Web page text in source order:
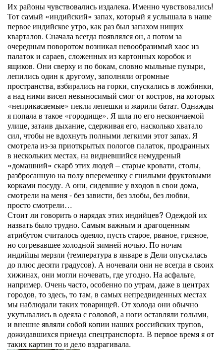
Их районы чувствовались издалека. Именно чувствовались!
Тот самый «индийский» запах, который я услышала в наше
первое индийское утро, как раз был запахом нищих
кварталов. Сначала всегда появлялся он, а потом за
очередным поворотом возникал невообразимый хаос из
палаток и сараев, сложенных из картонных коробок и
ящиков. Они сверху и по бокам, словно мыльные пузыри,
лепились один к другому, заполняли огромные
пространства, взбирались на горки, спускались в ложбинки,
а над ними висел невыносимый смог от костров, на которых
«неприкасаемые» пекли лепешки и жарили батат. Однажды
я попала в такое «городище». Я шла по его нескончаемой
улице, затаив дыхание, сдерживая его, насколько хватало
сил, чтобы не вдохнуть полными легкими этот запах. Я
смотрела из-за приоткрытых пологов палаток, продранных
в нескольких местах, на видневшийся немудреный
«домашний» скарб этих людей – старые кровати, столы,
разбросанную на полу вперемешку с гнилыми фруктовыми
корками посуду. А они, сидевшие у входов в свои дома,
смотрели на меня - без зависти, без злобы, без любви,
просто смотрели…
Стоит ли говорить о нарядах этих индийцев? Одеждой их
назвать было трудно. Самым важным и драгоценным
атрибутом считалось одеяло, пусть старое, рваное, грязное,
но согревавшее холодной зимней ночью. По ночам
индийцы мерзли (температура в январе в Дели опускалась
до плюс десяти градусов). А ночевали они не всегда в своих
хижинах, они могли ночевать, где угодно. На асфальте,
например. Очень часто, особенно по утрам, даже в центрах
городов, то здесь, то там, в самых непредвиденных местах
мы наблюдали таких товарищей. От холода они обычно
укутывались в одеяла с головой, а ноги оставляли голыми,
и внешне являли собой копии наших российских трупов,
дожидавшихся приезда спецтранспорта. В первое время я от
таких картин то и дело вздрагивала.